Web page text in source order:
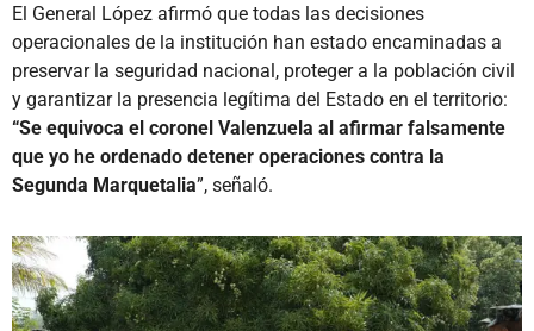
El General López afirmó que todas las decisiones
operacionales de la institución han estado encaminadas a
preservar la seguridad nacional, proteger a la población civil
y garantizar la presencia legítima del Estado en el territorio:
“Se equivoca el coronel Valenzuela al afirmar falsamente
que yo he ordenado detener operaciones contra la
Segunda Marquetalia”, señaló.